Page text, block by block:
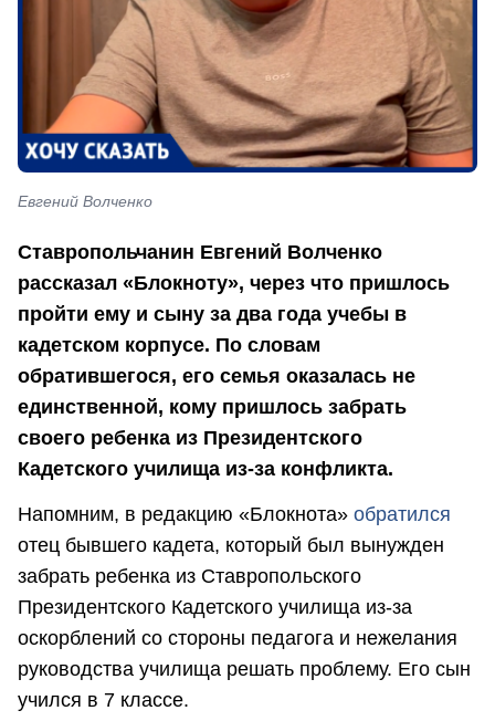
Евгений Волченко
Ставропольчанин Евгений Волченко
рассказал «Блокноту», через что пришлось
пройти ему и сыну за два года учебы в
кадетском корпусе. По словам
обратившегося, его семья оказалась не
единственной, кому пришлось забрать
своего ребенка из Президентского
Кадетского училища из-за конфликта.
Напомним, в редакцию «Блокнота» обратился
отец бывшего кадета, который был вынужден
забрать ребенка из Ставропольского
Президентского Кадетского училища из-за
оскорблений со стороны педагога и нежелания
руководства училища решать проблему. Его сын
учился в 7 классе.